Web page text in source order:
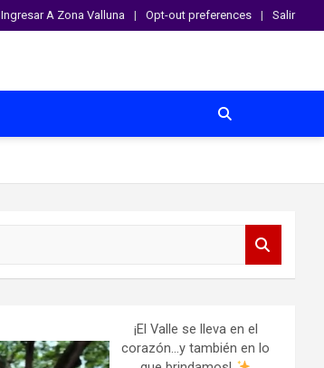
Ingresar A Zona Valluna Opt-out preferences Salir
¡El Valle se lleva en el
corazón…y también en lo